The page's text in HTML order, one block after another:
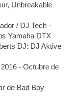
Unbreakable
/ DJ Tech -
Yamaha DTX
DJ: DJ Aktive
- Octubre de
de Bad Boy